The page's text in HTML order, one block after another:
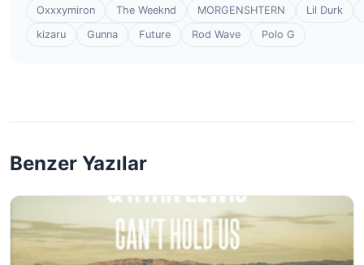
Oxxxymiron
The Weeknd MORGENSHTERN
Lil Durk
kizaru
Gunna Future Rod Wave Polo G
Benzer Yazılar